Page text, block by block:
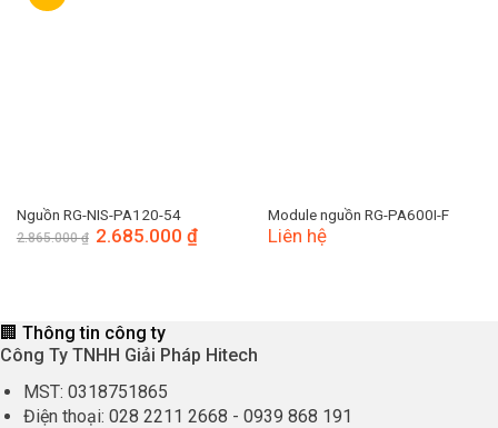
Nguồn RG-NIS-PA120-54
2.865.000₫ Giá
gốc
2.685.000₫
Module nguồn RG-PA600I-F
Liên hệ
🏢 Thông tin công ty
Công Ty TNHH Giải Pháp Hitech
MST: 0318751865
Điện thoại: 028 2211 2668 - 0939 868 191